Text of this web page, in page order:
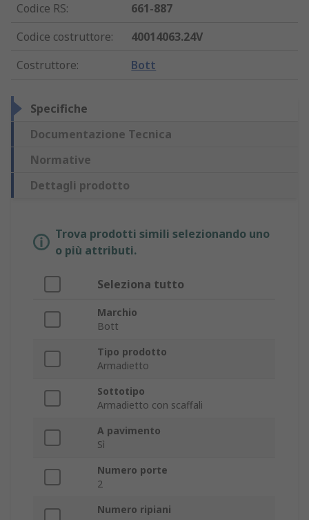
Codice RS:
661-887
Codice costruttore:
40014063.24V
Costruttore: Bott
Specifiche
Documentazione Tecnica
Normative
Dettagli prodotto
Trova prodotti simili selezionando uno
o più attributi.
Seleziona tutto
Marchio
Bott
Tipo prodotto
Armadietto
Sottotipo
Armadietto con scaffali
A pavimento
Sì
Numero porte
2
Numero ripiani